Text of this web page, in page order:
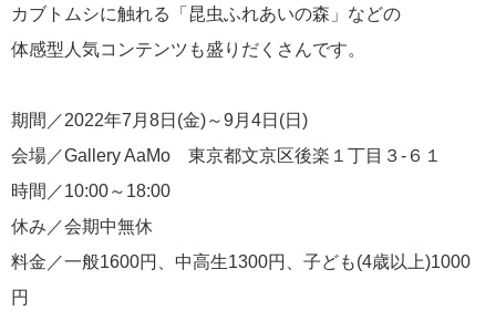
カブトムシに触れる「昆虫ふれあいの森」などの
体感型人気コンテンツも盛りだくさんです。
期間／2022年7月8日(金)～9月4日(日)
会場／Gallery AaMo 東京都文京区後楽１丁目３-６１
時間／10:00～18:00
休み／会期中無休
料金／一般1600円、中高生1300円、子ども(4歳以上)1000
円